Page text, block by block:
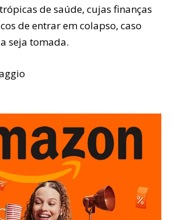
de saúde, cujas finanças
de entrar em colapso, caso
seja tomada.